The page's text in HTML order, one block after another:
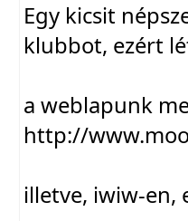
Egy kicsit
klubbot, ezért
a weblapunk
http://
illetve, iwiw-en,